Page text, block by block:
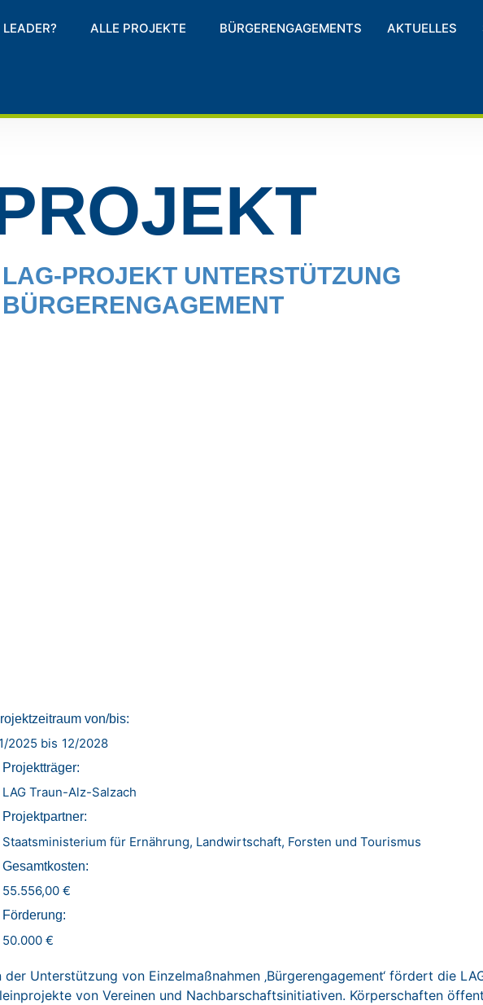
ALLE PROJEKTE BÜRGERENGAGEMENTS AKTUELLES
LAG-PROJEKT UNTERSTÜTZUNG
BÜRGERENGAGEMENT
von/bis:
2025 bis 12/2028
Projektträger:
LAG Traun-Alz-Salzach
Projektpartner:
Staatsministerium für Ernährung, Landwirtschaft, Forsten und Tourismus
Gesamtkosten:
55.556,00 €
Förderung:
50.000 €
der Unterstützung von Einzelmaßnahmen ‚Bürgerengagement‘ fördert die
von Vereinen und Nachbarschaftsinitiativen. Körperschaften